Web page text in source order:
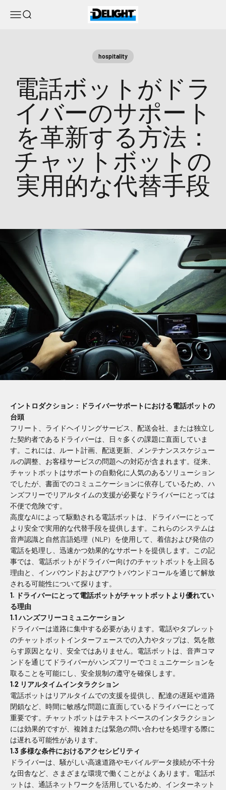
メニュー
検索 DELIGHT
hospitality
電話ボットがドラ
イバーのサポート
を革新する方法：
チャットボットの
実用的な代替手段
イントロダクション：ドライバーサポートにおける電話ボットの
台頭
フリート、ライドヘイリングサービス、配送会社、または独立し
た契約者であるドライバーは、日々多くの課題に直面していま
す。これには、ルート計画、配送更新、メンテナンススケジュー
ルの調整、 お客様サービスの問題への対応が含まれます。従来、
チャットボットはサポートの自動化に人気のあるソリューション
でしたが、書面でのコミュニケーションに依存しているため、ハ
ンズフリーでリアルタイムの支援が必要なドライバーにとっては
不便で危険です。
高度なAIによって駆動される電話ボットは、ドライバーにとって
より安全で実用的な代替手段を提供します。これらのシステムは
音声認識と自然言語処理（NLP）を使用して、着信および発信の
電話を処理し、迅速かつ効果的なサポートを提供します。この記
事では、電話ボットがドライバー向けのチャットボットを上回る
理由と、インバウンドおよびアウトバウンドコールを通じて解放
される可能性について探ります。
1. ドライバーにとって電話ボットがチャットボットより優れてい
る理由
1.1 ハンズフリーコミュニケーション
ドライバーは道路に集中する必要があります。電話やタブレット
のチャットボットインターフェースでの入力やタップは、気を散
らす原因となり、安全ではありません。電話ボットは、音声コマ
ンドを通じてドライバーがハンズフリーでコミュニケーションを
取ることを可能にし、安全規制の遵守を確保します。
1.2 リアルタイムインタラクション
電話ボットはリアルタイムでの支援を提供し、配達の遅延や道路
閉鎖など、時間に敏感な問題に直面しているドライバーにとって
重要です。チャットボットはテキストベースのインタラクション
には効果的ですが、複雑または緊急の問い合わせを処理する際に
は遅れる可能性があります。
1.3 多様な条件におけるアクセシビリティ
ドライバーは、騒がしい高速道路やモバイルデータ接続が不十分
な田舎など、さまざまな環境で働くことがよくあります。電話ボ
ットは、通話ネットワークを活用しているため、インターネット